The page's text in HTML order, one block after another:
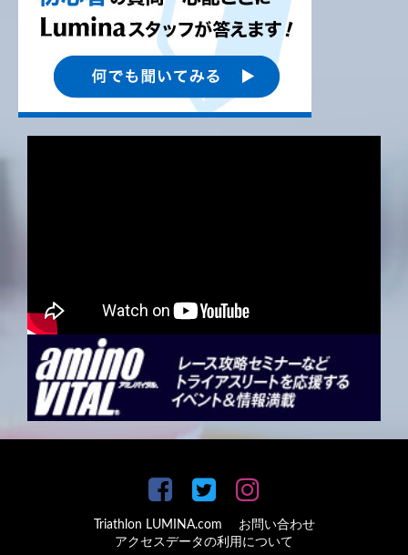
Triathlon LUMINA.com
お問い合わせ
アクセスデータの利用について